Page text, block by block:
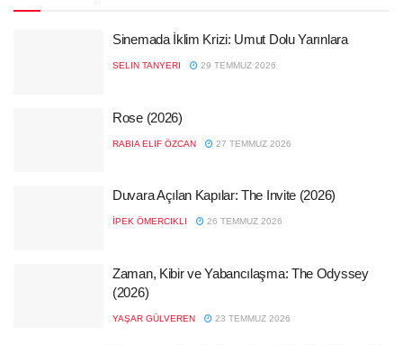
Sinemada İklim Krizi: Umut Dolu Yarınlara
SELIN TANYERI 29 TEMMUZ 2026
Rose (2026)
RABIA ELIF ÖZCAN 27 TEMMUZ 2026
Duvara Açılan Kapılar: The Invite (2026)
İPEK ÖMERCIKLI 26 TEMMUZ 2026
Zaman, Kibir ve Yabancılaşma: The Odyssey
(2026)
YAŞAR GÜLVEREN 23 TEMMUZ 2026